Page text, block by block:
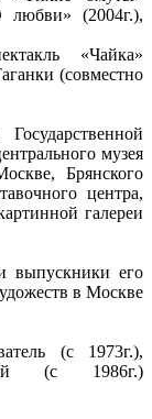
любви» (2004г.),
«Чайка»
(совместно
музея
Брянского
центра,
галереи
выпускники его
в Москве
(с 1973г.),
(с 1986г.)